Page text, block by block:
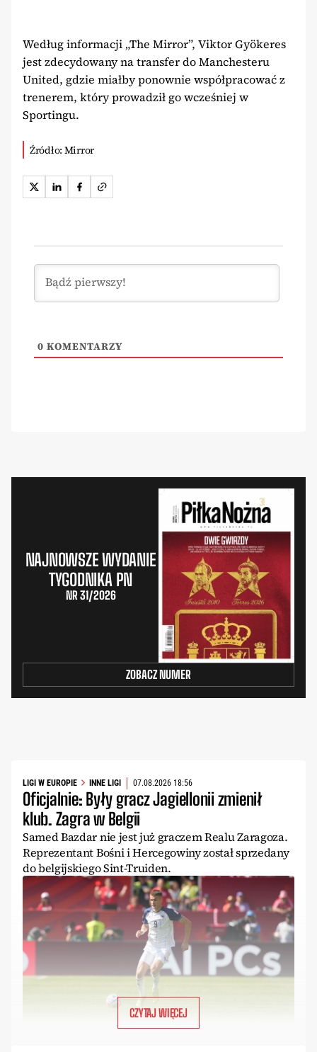
Według informacji „The Mirror”, Viktor Gyökeres
jest zdecydowany na transfer do Manchesteru
United, gdzie miałby ponownie współpracować z
trenerem, który prowadził go wcześniej w
Sportingu.
Źródło: Mirror
0 KOMENTARZY
NAJNOWSZE WYDANIE
TYGODNIKA PN
NR 31/2026
ZOBACZ NUMER
LIGI W EUROPIE INNE LIGI 07.08.2026 18:56
Oficjalnie: Były gracz Jagiellonii zmienił
klub. Zagra w Belgii
Samed Bazdar nie jest już graczem Realu Zaragoza.
Reprezentant Bośni i Hercegowiny został sprzedany
do belgijskiego Sint-Truiden.
CZYTAJ WIĘCEJ